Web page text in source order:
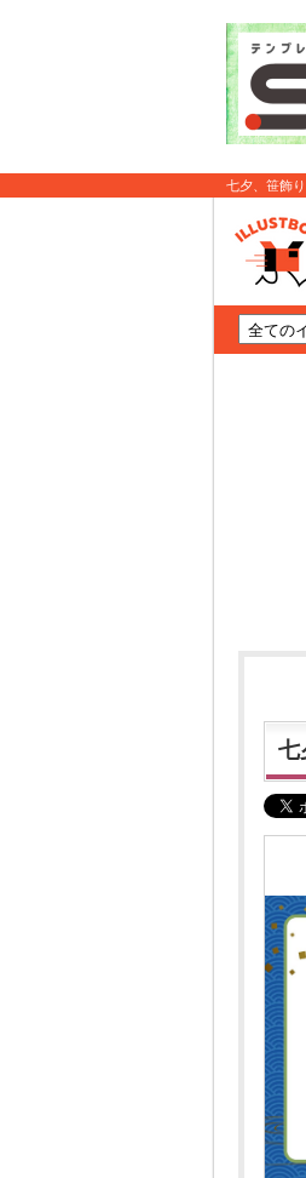
七夕、笹飾
七